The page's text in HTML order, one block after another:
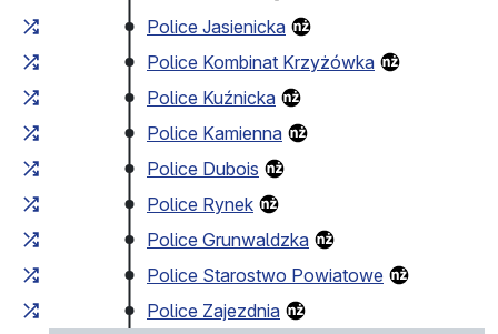
Police Jasienicka
Police Kombinat Krzyżówka
Police Kuźnicka
Police Kamienna
Police Dubois
Police Rynek
Police Grunwaldzka
Police Starostwo Powiatowe
Police Zajezdnia